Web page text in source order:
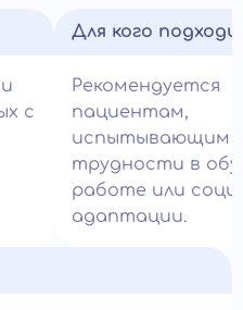
с
Для кого
Рекомендуется
пациентам,
испытывающим
трудности в
работе или
адаптации.